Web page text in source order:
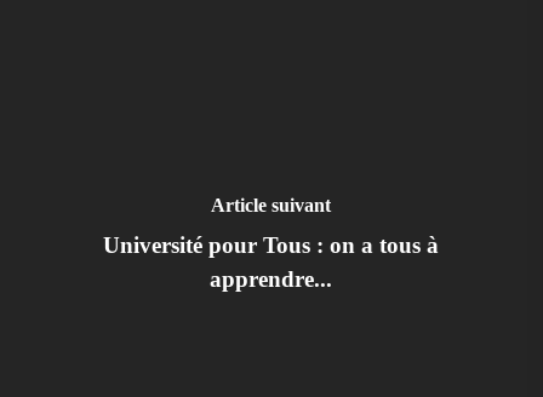
Article suivant
Université pour Tous : on a tous à
apprendre...